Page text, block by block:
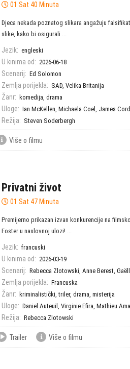
01 Sat 40 Minuta
Djeca nekada poznatog slikara angažuju
slike, kako bi osigurali ...
Jezik: engleski
U kinima od: 2026-06-18
Scenarij: Ed Solomon
Zemlja porijekla: SAD, Velika Britanija
Žanr: komedija, drama
Uloge: Ian McKellen, Michaela Coel , James
Režija: Steven Soderbergh
Više o filmu
Privatni život
01 Sat 47 Minuta
Premijerno prikazan izvan konkurencije na
Foster u naslovnoj ulozi! ...
Jezik: francuski
U kinima od: 2026-03-19
Scenarij: Rebecca Zlotowski, Anne Berest,
Zemlja porijekla: Francuska
Žanr: kriminalistički,triler, drama, misterija
Uloge: Daniel Auteuil , Virginie Efira, Mathieu
Režija: Rebecca Zlotowski
Trailer Više o filmu